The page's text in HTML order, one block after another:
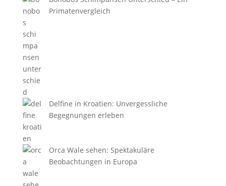
Primatenvergleich
Delfine in Kroatien: Unvergessliche
Begegnungen erleben
Orca Wale sehen: Spektakuläre
Beobachtungen in Europa